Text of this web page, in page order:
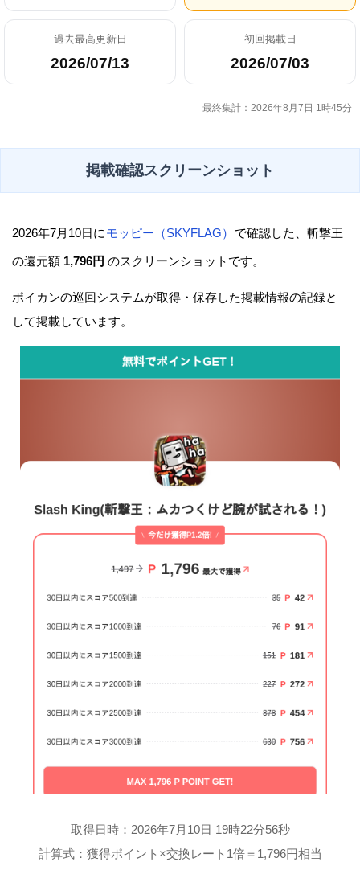
過去最高更新日
2026/07/13
初回掲載日
2026/07/03
最終集計：2026年8月7日 1時45分
掲載確認スクリーンショット
2026年7月10日に モッピー（SKYFLAG） で確認した、斬撃王
の還元額 1,796円 のスクリーンショットです。
ポイカンの巡回システムが取得・保存した掲載情報の記録と
して掲載しています。
取得日時：2026年7月10日 19時22分56秒
計算式：獲得ポイント×交換レート1倍＝1,796円相当